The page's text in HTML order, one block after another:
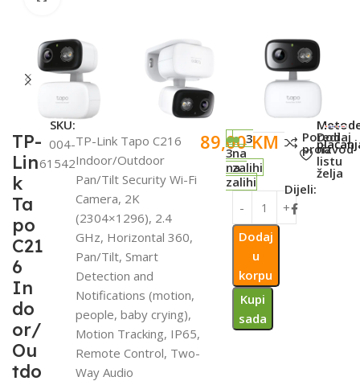
TP-
Lin
k
Ta
po
C21
6
In
do
or/
Ou
tdo
SKU:
004-
61542
TP-Link Tapo C216
Indoor/Outdoor
Pan/Tilt Security Wi-Fi
Camera, 2K
(2304×1296), 2.4
GHz, Horizontal 360,
Pan/Tilt, Smart
Detection and
Notifications (motion,
people, baby crying),
Motion Tracking, IP65,
Remote Control, Two-
Way Audio
89,00KM
3
na
zalihi
3
na
zalihi
Dodaj
u
korpu
Kupi
sada
Poredi
proizvod
Dodaj
na
listu
želja
Dijeli: